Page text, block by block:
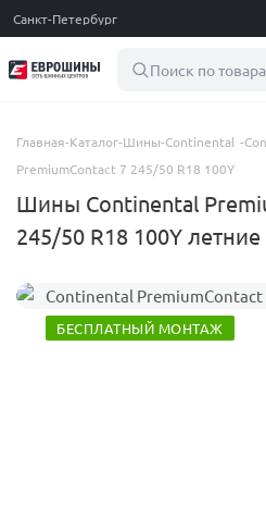
Санкт-Петербург
Поиск по
Главная-Каталог-Шины-Continental -
PremiumContact 7 245/50 R18 100Y
Шины Continental
245/50 R18 100Y летние
БЕСПЛАТНЫЙ МОНТАЖ